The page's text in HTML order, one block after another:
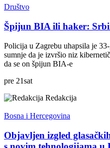
Društvo
Špijun BIA ili haker:
Policija u Zagrebu uhapsila je
sumnje da je izvršio niz
da se on špijun BIA-e
pre 21sat
Redakcija
Bosna i Hercegovina
Objavljen izgled